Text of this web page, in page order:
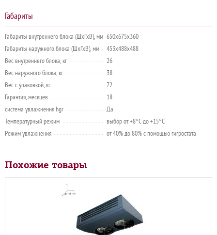
Габариты
Габариты внутреннего блока (ШхГхВ), мм 650x675x360
Габариты наружного блока (ШхГхВ), мм
453х488х488
Вес внутреннего блока, кг
26
Вес наружного блока, кг
38
Вес с упаковкой, кг
72
Гарантия, месяцев
18
система увлажнения hgr
Да
Температурный режим
выбор от +8°C до +15°C
Режим увлажнения
от 40% до 80% с помощью гигростата
Похожие товары